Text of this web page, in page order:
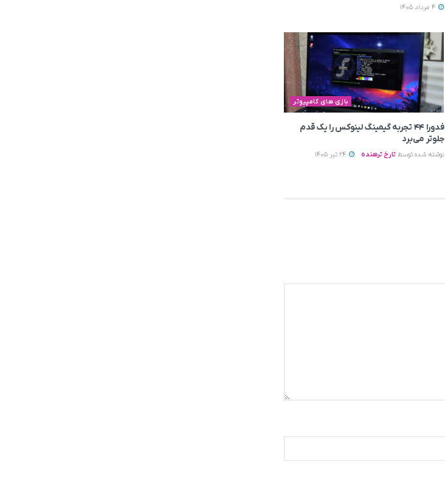
بازی های کامپیوتر
فدورا ۴۴ تجربه گیمینگ لینوکس را یک قدم
جلوتر می‌برد
نوشته شده توسط تارخ ترهنده